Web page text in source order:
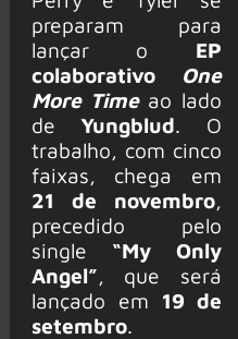
preparam para
lançar o EP
colaborativo One
More Timeao lado
deYungblud. O
trabalho, com cinco
faixas, chega em
21 de novembro,
precedido pelo
single “My Only
Angel”, que será
lançado em 19 de
setembro.